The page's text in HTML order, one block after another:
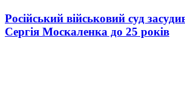
Російський військовий суд
Сергія Москаленка до 25 років